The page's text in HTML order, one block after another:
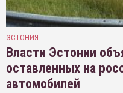
ЭСТОНИЯ
Власти Эстонии
оставленных на
автомобилей